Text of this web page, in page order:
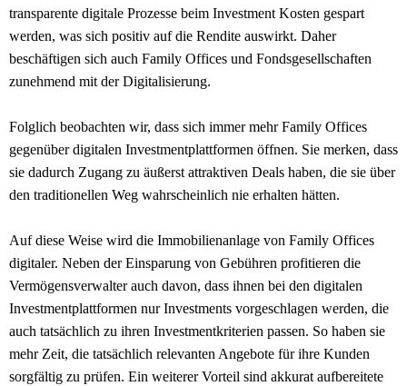
transparente digitale Prozesse beim Investment Kosten gespart
werden, was sich positiv auf die Rendite auswirkt. Daher
beschäftigen sich auch Family Offices und Fondsgesellschaften
zunehmend mit der Digitalisierung.
Folglich beobachten wir, dass sich immer mehr Family Offices
gegenüber digitalen Investmentplattformen öffnen. Sie merken, dass
sie dadurch Zugang zu äußerst attraktiven Deals haben, die sie über
den traditionellen Weg wahrscheinlich nie erhalten hätten.
Auf diese Weise wird die Immobilienanlage von Family Offices
digitaler. Neben der Einsparung von Gebühren profitieren die
Vermögensverwalter auch davon, dass ihnen bei den digitalen
Investmentplattformen nur Investments vorgeschlagen werden, die
auch tatsächlich zu ihren Investmentkriterien passen. So haben sie
mehr Zeit, die tatsächlich relevanten Angebote für ihre Kunden
sorgfältig zu prüfen. Ein weiterer Vorteil sind akkurat aufbereitete